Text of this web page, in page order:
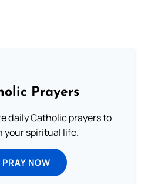
Prayers
daily Catholic prayers to
your spiritual life.
PRAY NOW